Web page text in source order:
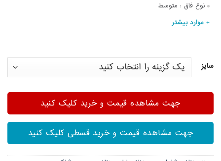
نوع فاق : متوسط
موارد بیشتر
سایز
جهت مشاهده قیمت و خرید کلیک کنید
جهت مشاهده قیمت و خرید قسطی کلیک کنید